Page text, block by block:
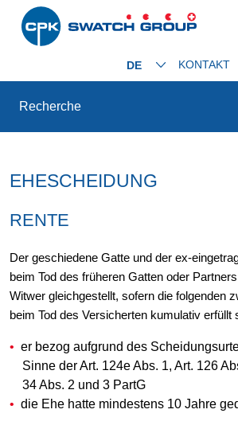
DE KONTAKT
EHESCHEIDUNG
RENTE
Der geschiedene Gatte und der ex-
beim Tod des früheren Gatten oder
Witwer gleichgestellt, sofern die folgenden
beim Tod des Versicherten kumulativ erfüllt
er bezog aufgrund des
Sinne der Art. 124e Abs. 1, Art. 126
34 Abs. 2 und 3 PartG
die Ehe hatte mindestens 10 Jahre